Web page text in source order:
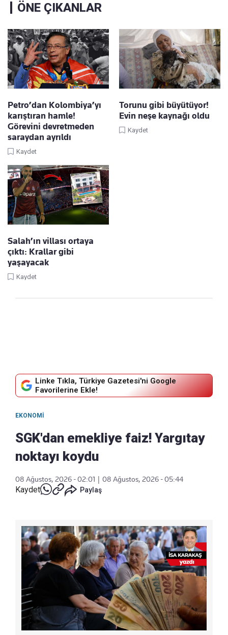
ÖNE ÇIKANLAR
Petro’dan Kolombiya’yı
karıştıran hamle!
Görevini devretmeden
saraydan ayrıldı
Kaydet
Torunu gibi büyütüyor!
Evin neşe kaynağı oldu
Kaydet
Salah’ın villası ortaya
çıktı: Krallar gibi
yaşayacak
Kaydet
Linke Tıkla, Türkiye Gazetesi'ni Google
Favorilerine Ekle!
EKONOMI
SGK'dan emekliye faiz! Yargıtay
noktayı koydu
08 Ağustos, 2026 - 02:01 08 Ağustos, 2026 - 05:44
Kaydet Paylaş